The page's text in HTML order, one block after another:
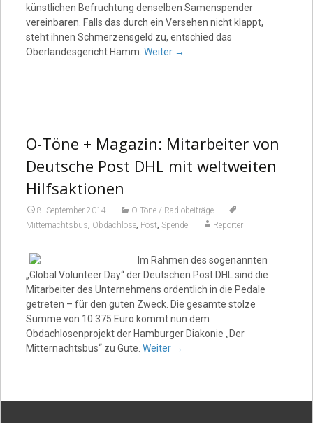
künstlichen Befruchtung denselben Samenspender
vereinbaren. Falls das durch ein Versehen nicht klappt,
steht ihnen Schmerzensgeld zu, entschied das
Oberlandesgericht Hamm. Weiter →
O-Töne + Magazin: Mitarbeiter von
Deutsche Post DHL mit weltweiten
Hilfsaktionen
8. September 2014
O-Töne / Radiobeiträge
Mitternachtsbus, Obdachlose, Post, Spende Reporter
Im Rahmen des sogenannten
„Global Volunteer Day“ der Deutschen Post DHL sind die
Mitarbeiter des Unternehmens ordentlich in die Pedale
getreten – für den guten Zweck. Die gesamte stolze
Summe von 10.375 Euro kommt nun dem
Obdachlosenprojekt der Hamburger Diakonie „Der
Mitternachtsbus“ zu Gute. Weiter →